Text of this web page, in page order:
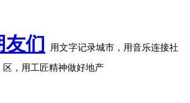
友们 用文字记录城市，用音乐连接社
区，用工匠精神做好地产